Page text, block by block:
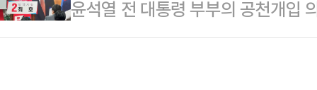
앞으로 정부 인사업무가 이 기괴한
되는거 …
의원은 28일 오전 국회에서 기자회
인적 쇄신"이라며 '혁신안 2대 원칙
윤석열 전 대통령 부부의 공천개입
호 전 경기도의원이 숨진 채 발견